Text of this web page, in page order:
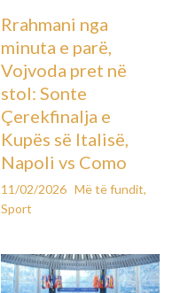
Rrahmani nga
minuta e parë,
Vojvoda pret në
stol: Sonte
Çerekfinalja e
Kupës së Italisë,
Napoli vs Como
11/02/2026 Më të fundit,
Sport